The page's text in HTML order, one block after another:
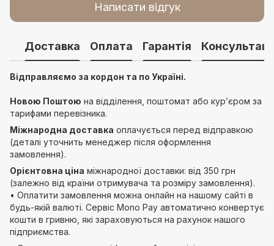
Написати відгук
Доставка Оплата Гарантія
Відправляємо за кордон та по Україні.
Новою Поштою на відділення, поштомат або курʼєром за
тарифами перевізника.
Міжнародна доставка оплачується перед відправкою
(деталі уточнить менеджер після оформлення
замовлення).
Орієнтовна ціна міжнародної доставки: від 350 грн
(залежно від країни отримувача та розміру замовлення).
• Оплатити замовлення можна онлайн на нашому сайті в
будь-якій валюті. Сервіс Mono Pay автоматично конвертує
кошти в гривню, які зараховуються на рахунок нашого
підприємства.